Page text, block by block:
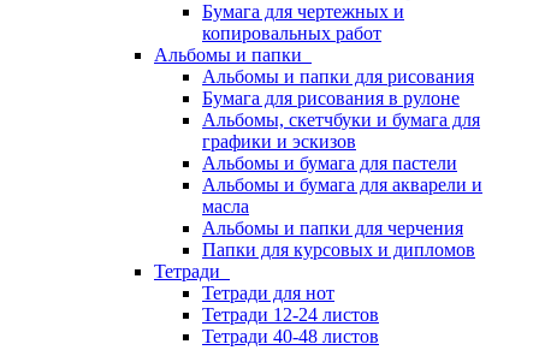
Бумага для чертежных и
копировальных работ
Альбомы и папки
Альбомы и папки для рисования
Бумага для рисования в рулоне
Альбомы, скетчбуки и бумага для
графики и эскизов
Альбомы и бумага для пастели
Альбомы и бумага для акварели и
масла
Альбомы и папки для черчения
Папки для курсовых и дипломов
Тетради
Тетради для нот
Тетради 12-24 листов
Тетради 40-48 листов